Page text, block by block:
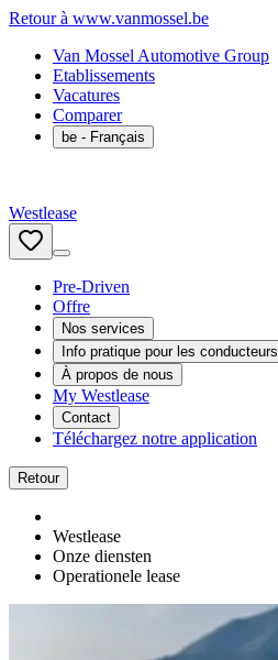
Retour à www.vanmossel.be
Van Mossel Automotive Group
Etablissements
Vacatures
Comparer
be - Français
Westlease
Pre-Driven
Offre
Nos services
Info pratique pour les conducteurs
À propos de nous
My Westlease
Contact
Téléchargez notre application
Retour
Westlease
Onze diensten
Operationele lease